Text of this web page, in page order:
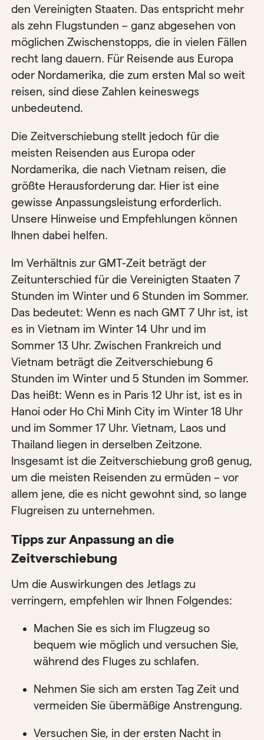
den Vereinigten Staaten. Das entspricht mehr
als zehn Flugstunden – ganz abgesehen von
möglichen Zwischenstopps, die in vielen Fällen
recht lang dauern. Für Reisende aus Europa
oder Nordamerika, die zum ersten Mal so weit
reisen, sind diese Zahlen keineswegs
unbedeutend.
Die Zeitverschiebung stellt jedoch für die
meisten Reisenden aus Europa oder
Nordamerika, die nach Vietnam reisen, die
größte Herausforderung dar. Hier ist eine
gewisse Anpassungsleistung erforderlich.
Unsere Hinweise und Empfehlungen können
Ihnen dabei helfen.
Im Verhältnis zur GMT-Zeit beträgt der
Zeitunterschied für die Vereinigten Staaten 7
Stunden im Winter und 6 Stunden im Sommer.
Das bedeutet: Wenn es nach GMT 7 Uhr ist, ist
es in Vietnam im Winter 14 Uhr und im
Sommer 13 Uhr. Zwischen Frankreich und
Vietnam beträgt die Zeitverschiebung 6
Stunden im Winter und 5 Stunden im Sommer.
Das heißt: Wenn es in Paris 12 Uhr ist, ist es in
Hanoi oder Ho Chi Minh City im Winter 18 Uhr
und im Sommer 17 Uhr. Vietnam, Laos und
Thailand liegen in derselben Zeitzone.
Insgesamt ist die Zeitverschiebung groß genug,
um die meisten Reisenden zu ermüden – vor
allem jene, die es nicht gewohnt sind, so lange
Flugreisen zu unternehmen.
Tipps zur Anpassung an die
Zeitverschiebung
Um die Auswirkungen des Jetlags zu
verringern, empfehlen wir Ihnen Folgendes:
Machen Sie es sich im Flugzeug so
bequem wie möglich und versuchen Sie,
während des Fluges zu schlafen.
Nehmen Sie sich am ersten Tag Zeit und
vermeiden Sie übermäßige Anstrengung.
Versuchen Sie, in der ersten Nacht in